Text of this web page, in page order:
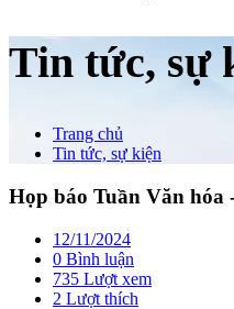
Tin tức, sự
Trang chủ
Tin tức, sự kiện
Họp báo Tuần Văn
12/11/2024
0 Bình luận
735 Lượt xem
2 Lượt thích